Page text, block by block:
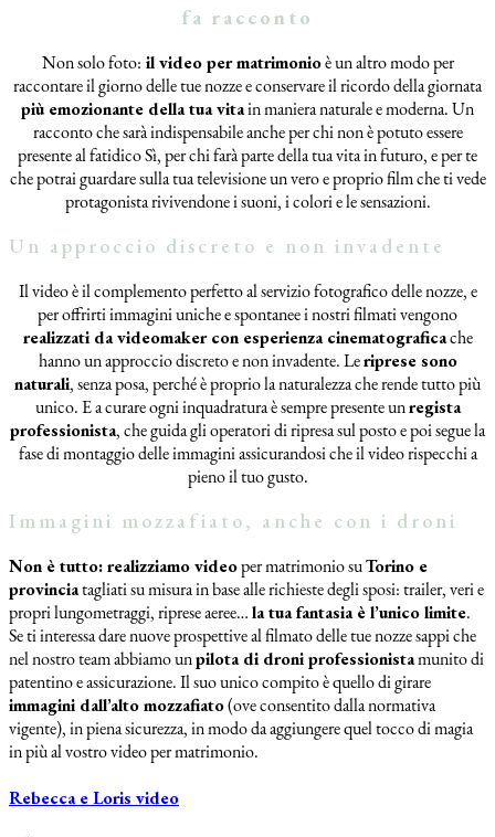
fa racconto
Non solo foto: il video per matrimonioè un altro modo per
raccontare il giorno delle tue nozze e conservare il ricordo della giornata
più emozionante della tua vitain maniera naturale e moderna. Un
racconto che sarà indispensabile anche per chi non è potuto essere
presente al fatidico Sì, per chi farà parte della tua vita in futuro, e per te
che potrai guardare sulla tua televisione un vero e proprio film che ti vede
protagonista rivivendone i suoni, i colori e le sensazioni.
Un approccio discreto e non invadente
Il video è il complemento perfetto al servizio fotografico delle nozze, e
per offrirti immagini uniche e spontanee i nostri filmati vengono
realizzati da videomaker con esperienza cinematograficache
hanno un approccio discreto e non invadente. Leriprese sono
naturali, senza posa, perché è proprio la naturalezza che rende tutto più
unico. E a curare ogni inquadratura è sempre presente unregista
professionista, che guida gli operatori di ripresa sul posto e poi segue la
fase di montaggio delle immagini assicurandosi che il video rispecchi a
pieno il tuo gusto.
Immagini mozzafiato, anche con i droni
Non è tutto: realizziamo videoper matrimonio suTorino e
provinciatagliati su misura in base alle richieste degli sposi: trailer, veri e
propri lungometraggi, riprese aeree…la tua fantasia è l’unico limite.
Se ti interessa dare nuove prospettive al filmato delle tue nozze sappi che
nel nostro team abbiamo unpilota di droni professionistamunito di
patentino e assicurazione. Il suo unico compito è quello di girare
immagini dall’alto mozzafiato(ove consentito dalla normativa
vigente), in piena sicurezza, in modo da aggiungere quel tocco di magia
in più al vostro video per matrimonio.
Rebecca e Loris video